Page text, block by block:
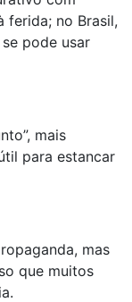
ferida; no Brasil,
pode usar
mais
para estancar
mas
que muitos